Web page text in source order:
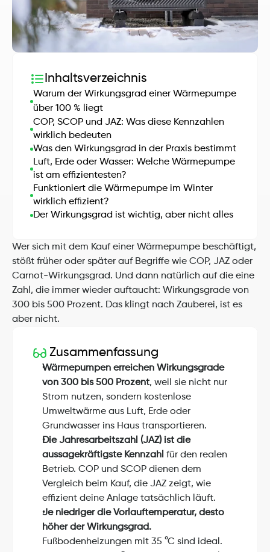
Wer sich mit dem Kauf einer Wärmepumpe beschäftigt,
stößt früher oder später auf Begriffe wie COP, JAZ oder
Carnot-Wirkungsgrad. Und dann natürlich auf die eine
Zahl, die immer wieder auftaucht: Wirkungsgrade von
300 bis 500 Prozent. Das klingt nach Zauberei, ist es
aber nicht.
Zusammenfassung
Wärmepumpen erreichen Wirkungsgrade
von 300 bis 500 Prozent, weil sie nicht nur
Strom nutzen, sondern kostenlose
Umweltwärme aus Luft, Erde oder
Grundwasser ins Haus transportieren.
Die Jahresarbeitszahl (JAZ) ist die
aussagekräftigste Kennzahl für den realen
Betrieb. COP und SCOP dienen dem
Vergleich beim Kauf, die JAZ zeigt, wie
effizient deine Anlage tatsächlich läuft.
Je niedriger die Vorlauftemperatur, desto
höher der Wirkungsgrad.
Fußbodenheizungen mit 35 °C sind ideal.
Inhaltsverzeichnis
Warum der Wirkungsgrad einer Wärmepumpe
über 100 % liegt
COP, SCOP und JAZ: Was diese Kennzahlen
wirklich bedeuten
Was den Wirkungsgrad in der Praxis bestimmt
Luft, Erde oder Wasser: Welche Wärmepumpe
ist am effizientesten?
Funktioniert die Wärmepumpe im Winter
wirklich effizient?
Der Wirkungsgrad ist wichtig, aber nicht alles